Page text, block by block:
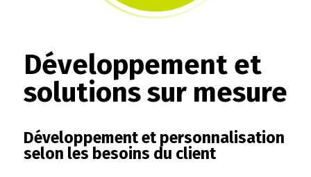
Développement et
solutions sur mesure
Développement et personnalisation
selon les besoins du client